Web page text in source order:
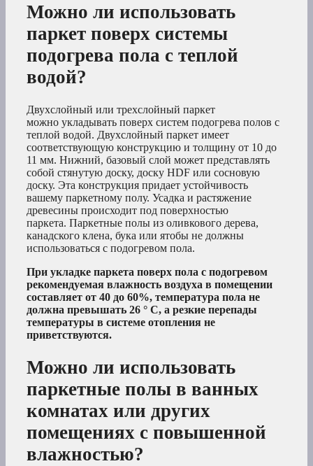
Можно ли использовать
паркет поверх системы
подогрева пола с теплой
водой?
Двухслойный или трехслойный паркет
можно укладывать поверх систем подогрева полов с
теплой водой. Двухслойный паркет имеет
соответствующую конструкцию и толщину от 10 до
11 мм. Нижний, базовый слой может представлять
собой стянутую доску, доску HDF или сосновую
доску. Эта конструкция придает устойчивость
вашему паркетному полу. Усадка и растяжение
древесины происходит под поверхностью
паркета. Паркетные полы из оливкового дерева,
канадского клена, бука или ятобы не должны
использоваться с подогревом пола.
При укладке паркета поверх пола с подогревом
рекомендуемая влажность воздуха в помещении
составляет от 40 до 60%, температура пола не
должна превышать 26 ° C, а резкие перепады
температуры в системе отопления не
приветствуются.
Можно ли использовать
паркетные полы в ванных
комнатах или других
помещениях с повышенной
влажностью?